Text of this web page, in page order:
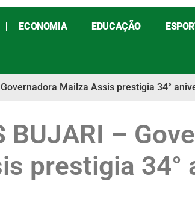
ECONOMIA EDUCAÇÃO
Governadora Mailza Assis prestigia 34°
BUJARI –
prestigia 34°